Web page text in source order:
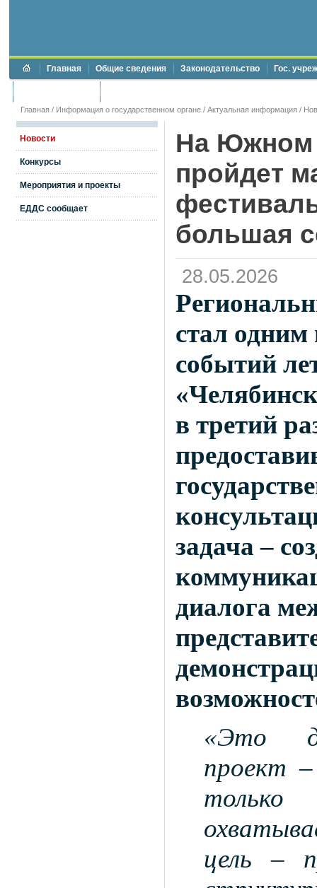
Главная Общие сведения Законодательство Гос.
Главная / Информация о государственном органе / Актуальная информация /
Новости
Конкурсы
Мероприятия и проекты
ЕДДС сообщает
На Южном
пройдет
большая
28.05.2026
стал одним
событий
в третий
задача –
диалога
«Это
проект
цель –